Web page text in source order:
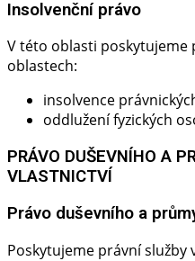
Insolvenční právo​
V této oblasti poskytujeme
oblastech:
insolvence
oddlužení fyzických
PRÁVO DUŠEVNÍHO A
VLASTNICTVÍ
Právo duševního a
Poskytujeme právní služby